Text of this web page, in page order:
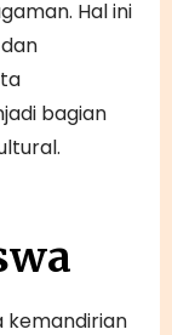
Hal ini
bagian
kemandirian